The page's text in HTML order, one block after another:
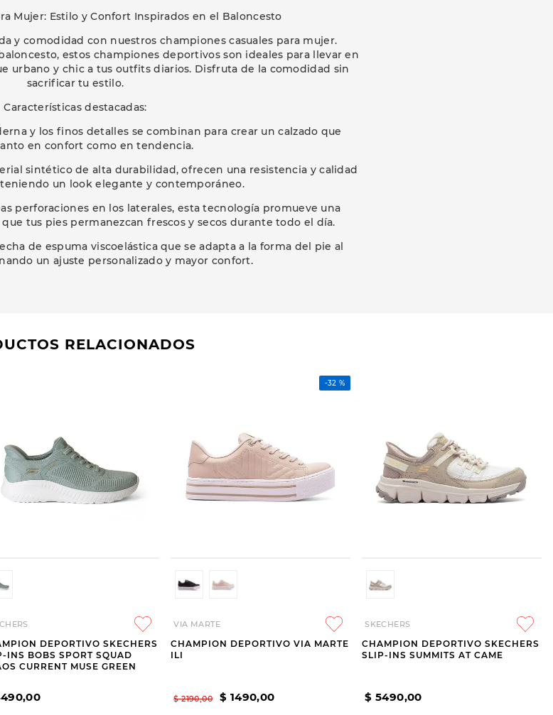
Mujer: Estilo y Confort Inspirados en el Baloncesto
y comodidad con nuestros championes casuales para mujer.
estos championes deportivos son ideales para llevar en
urbano y chic a tus outfits diarios. Disfruta de la comodidad sin
sacrificar tu estilo.
Características destacadas:
y los finos detalles se combinan para crear un calzado que
en confort como en tendencia.
sintético de alta durabilidad, ofrecen una resistencia y calidad
un look elegante y contemporáneo.
perforaciones en los laterales, esta tecnología promueve una
tus pies permanezcan frescos y secos durante todo el día.
de espuma viscoelástica que se adapta a la forma del pie al
un ajuste personalizado y mayor confort.
RELACIONADOS
DEPORTIVO SKECHERS
INS BOBS SPORT SQUAD
CURRENT MUSE GREEN
,00
-32 %
VIA MARTE
CHAMPION DEPORTIVO VIA MARTE
ILI
$ 2190,00 $ 1490,00
SKECHERS
CHAMPION DEPORTIVO SKECHERS
SLIP-INS SUMMITS AT CAME
$ 5490,00